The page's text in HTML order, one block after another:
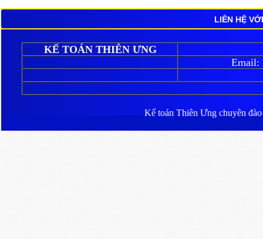
hợp tác kinh doanh
(ban hành kèm theo
LIÊN HỆ
KẾ TOÁN THIÊN ƯNG
Email:
Kế toán Thiên Ưngchuyên đào